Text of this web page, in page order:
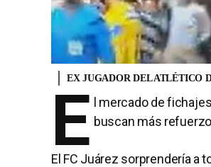
EX JUGADOR DEL ATLÉTICO
E l mercado de
buscan más
El FC Juárez sorprendería a